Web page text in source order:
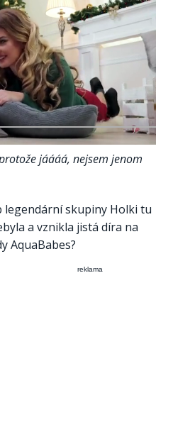
jáááá, nejsem jenom
legendární skupiny Holki tu
a vznikla jistá díra na
AquaBabes?
reklama